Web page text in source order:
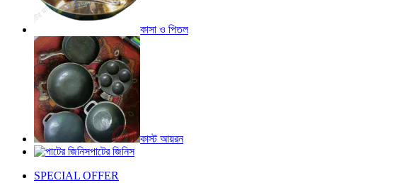
কাসা ও পিতল
কাস্ট আয়রন
পাটের জিনিস
SPECIAL OFFER